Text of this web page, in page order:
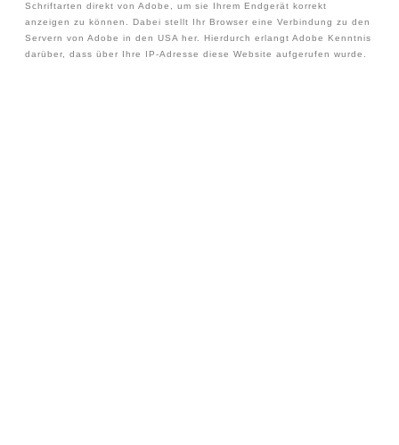
Schriftarten direkt von Adobe, um sie Ihrem Endgerät korrekt
anzeigen zu können. Dabei stellt Ihr Browser eine Verbindung zu den
Servern von Adobe in den USA her. Hierdurch erlangt Adobe Kenntnis
darüber, dass über Ihre IP-Adresse diese Website aufgerufen wurde.